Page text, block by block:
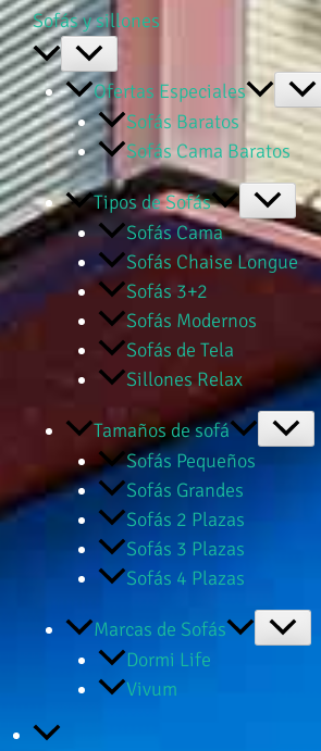
Sofás y sillones
Ofertas Especiales
Sofás Baratos
Sofás Cama Baratos
Tipos de Sofás
Sofás Cama
Sofás Chaise Longue
Sofás 3+2
Sofás Modernos
Sofás de Tela
Sillones Relax
Tamaños de sofá
Sofás Pequeños
Sofás Grandes
Sofás 2 Plazas
Sofás 3 Plazas
Sofás 4 Plazas
Marcas de Sofás
Dormi Life
Vivum